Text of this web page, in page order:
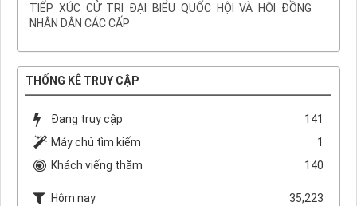
TIẾP XÚC CỬ TRI ĐẠI BIỂU QUỐC HỘI VÀ HỘI ĐỒNG
NHÂN DÂN CÁC CẤP
THỐNG KÊ TRUY CẬP
Đang truy cập
141
Máy chủ tìm kiếm
1
Khách viếng thăm
140
Hôm nay
35,223